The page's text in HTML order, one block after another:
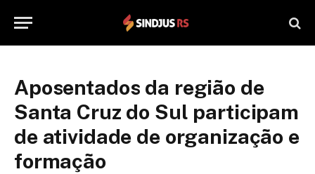
Aposentados da região de
Santa Cruz do Sul participam
de atividade de organização e
formação